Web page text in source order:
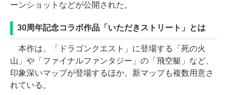
ーンショットなどが公開された。
30周年記念コラボ作品「いただきストリート」とは
本作は、「ドラゴンクエスト」に登場する「死の火
山」や「ファイナルファンタジー」の「飛空艇」など、
印象深いマップが登場するほか、新マップも複数用意さ
れている。